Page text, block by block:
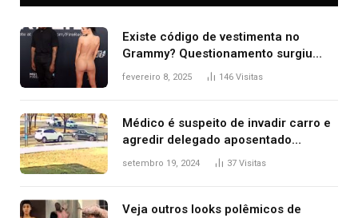
Existe código de vestimenta no
Grammy? Questionamento surgiu
após Bianca Censori, mulher de
fevereiro 8, 2025 146 Visitas
Médico é suspeito de invadir carro e
agredir delegado aposentado
durante confusão no trânsito
setembro 19, 2024 37 Visitas
Veja outros looks polêmicos de